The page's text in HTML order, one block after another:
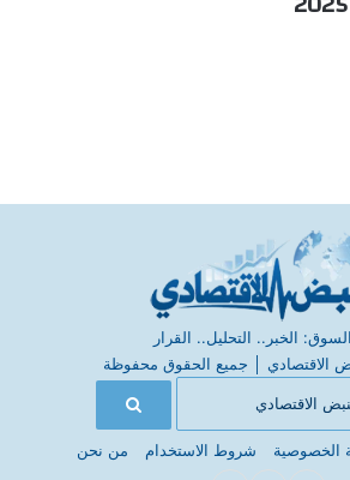
الخبر.. التحليل.. القرار
جميع الحقوق محفوظة
الخصوصية شروط الاستخدام من نحن